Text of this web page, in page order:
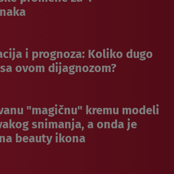
i prognoza: Koliko dugo
ovom dijagnozom?
"magičnu" kremu modeli
snimanja, a onda je
beauty ikona